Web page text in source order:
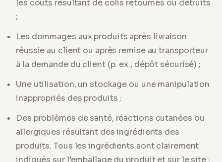
les coûts résultant de colis retournés ou détruits
;
Les dommages aux produits après livraison
réussie au client ou après remise au transporteur
à la demande du client (p. ex., dépôt sécurisé) ;
Une utilisation, un stockage ou une manipulation
inappropriés des produits ;
Des problèmes de santé, réactions cutanées ou
allergiques résultant des ingrédients des
produits. Tous les ingrédients sont clairement
indiqués sur l’emballage du produit et sur le site ;